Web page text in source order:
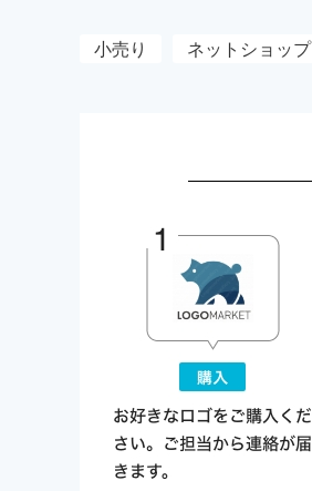
小売り ネットショップ